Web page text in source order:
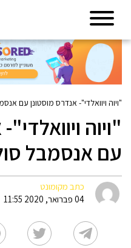
"ויוה ויוואלדי"- אנדרס מוסטונן עם
"ויוה
עם אנסמבל
כתב מקומונט
04 פברואר, 2020 11:55